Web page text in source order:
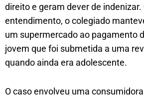
direito e geram dever de
entendimento, o colegiado
um supermercado ao pagamento
jovem que foi submetida a uma
quando ainda era adolescente.
O caso envolveu uma